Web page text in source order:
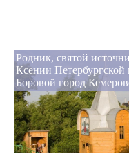
Родник, святой
Ксении Петербургской
Боровой город